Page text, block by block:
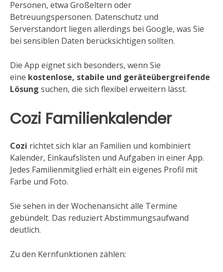
Personen, etwa Großeltern oder
Betreuungspersonen. Datenschutz und
Serverstandort liegen allerdings bei Google, was Sie
bei sensiblen Daten berücksichtigen sollten.
Die App eignet sich besonders, wenn Sie
eine kostenlose, stabile und geräteübergreifende
Lösung suchen, die sich flexibel erweitern lässt.
Cozi Familienkalender
Cozi richtet sich klar an Familien und kombiniert
Kalender, Einkaufslisten und Aufgaben in einer App.
Jedes Familienmitglied erhält ein eigenes Profil mit
Farbe und Foto.
Sie sehen in der Wochenansicht alle Termine
gebündelt. Das reduziert Abstimmungsaufwand
deutlich.
Zu den Kernfunktionen zählen: